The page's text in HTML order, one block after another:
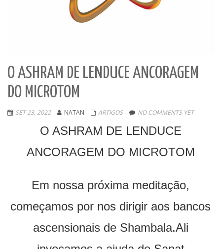
O ASHRAM DE LENDUCE ANCORAGEM
DO MICROTOM
SET 23, 2022 NATAN ARTIGOS NO COMMENTS YET
O ASHRAM DE LENDUCE
ANCORAGEM DO MICROTOM
Em nossa próxima meditação,
começamos por nos dirigir aos bancos
ascensionais de Shambala.Ali